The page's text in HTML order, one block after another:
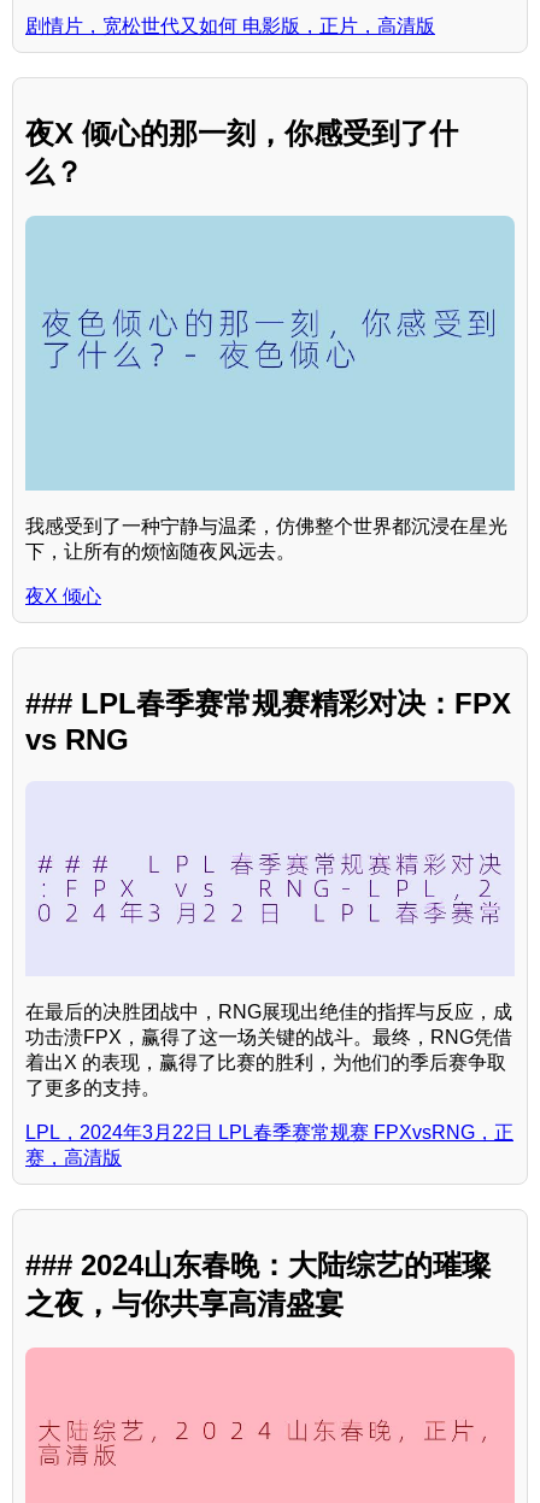
剧情片，宽松世代又如何 电影版，正片，高清版
夜X 倾心的那一刻，你感受到了什
么？
我感受到了一种宁静与温柔，仿佛整个世界都沉浸在星光
下，让所有的烦恼随夜风远去。
夜X 倾心
### LPL春季赛常规赛精彩对决：FPX
vs RNG
在最后的决胜团战中，RNG展现出绝佳的指挥与反应，成
功击溃FPX，赢得了这一场关键的战斗。最终，RNG凭借
着出X 的表现，赢得了比赛的胜利，为他们的季后赛争取
了更多的支持。
LPL，2024年3月22日 LPL春季赛常规赛 FPXvsRNG，正
赛，高清版
### 2024山东春晚：大陆综艺的璀璨
之夜，与你共享高清盛宴